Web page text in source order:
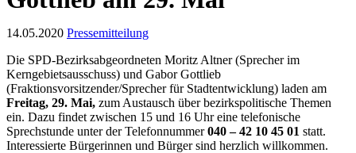
14.05.2020 Pressemitteilung
Die SPD-Bezirksabgeordneten Moritz Altner (Sprecher im
Kerngebietsausschuss) und Gabor Gottlieb
(Fraktionsvorsitzender/Sprecher für Stadtentwicklung) laden am
Freitag, 29. Mai, zum Austausch über bezirkspolitische Themen
ein. Dazu findet zwischen 15 und 16 Uhr eine telefonische
Sprechstunde unter der Telefonnummer040 – 42 10 45 01 statt.
Interessierte Bürgerinnen und Bürger sind herzlich willkommen.